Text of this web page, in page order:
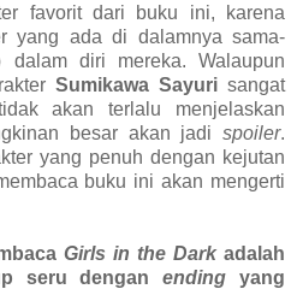
favorit dari buku ini, karena
yang ada di dalamnya sama-
diri mereka. Walaupun
Sumikawa Sayuri sangat
akan terlalu menjelaskan
besar akan jadi spoiler.
yang penuh dengan kejutan
buku ini akan mengerti
Girls in the Dark adalah
seru denganending yang